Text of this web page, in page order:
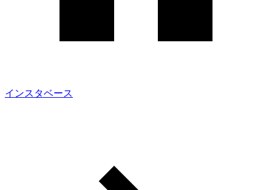
インスタベース